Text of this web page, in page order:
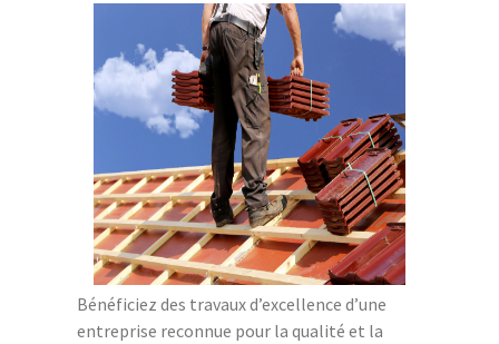
Bénéficiez des travaux d’excellence d’une
entreprise reconnue pour la qualité et la